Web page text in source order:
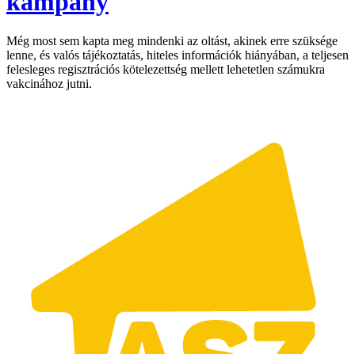
Még most sem kapta meg mindenki az oltást, akinek erre szüksége
lenne, és valós tájékoztatás, hiteles információk hiányában, a teljesen
felesleges regisztrációs kötelezettség mellett lehetetlen számukra
vakcinához jutni.